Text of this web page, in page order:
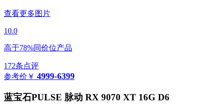
查看更多图片
10.0
高于78%同价位产品
172条点评
参考价 ￥ 4999-6399
蓝宝石PULSE 脉动 RX 9070 XT 16G D6